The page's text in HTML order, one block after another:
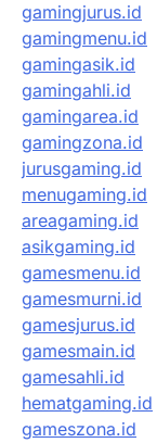
gamingjurus.id
gamingmenu.id
gamingasik.id
gamingahli.id
gamingarea.id
gamingzona.id
jurusgaming.id
menugaming.id
areagaming.id
asikgaming.id
gamesmenu.id
gamesmurni.id
gamesjurus.id
gamesmain.id
gamesahli.id
hematgaming.id
gameszona.id